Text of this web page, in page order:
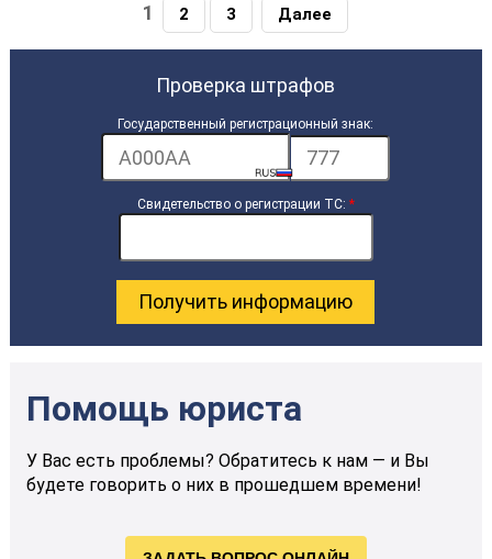
1 2 3 Далее
Проверка штрафов
Государственный регистрационный знак:
Свидетельство о регистрации ТС: *
Помощь юриста
У Вас есть проблемы? Обратитесь к нам — и Вы
будете говорить о них в прошедшем времени!